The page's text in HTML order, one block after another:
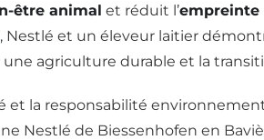
être animal et réduit l’empreinte
, Nestlé et un éleveur laitier
agriculture durable et la
et la responsabilité
Nestlé de Biessenhofen en